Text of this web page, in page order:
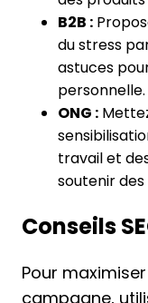
B2B :
du stress
astuces
personnelle.
ONG :
travail et
soutenir
Conseils
Pour
campagne,